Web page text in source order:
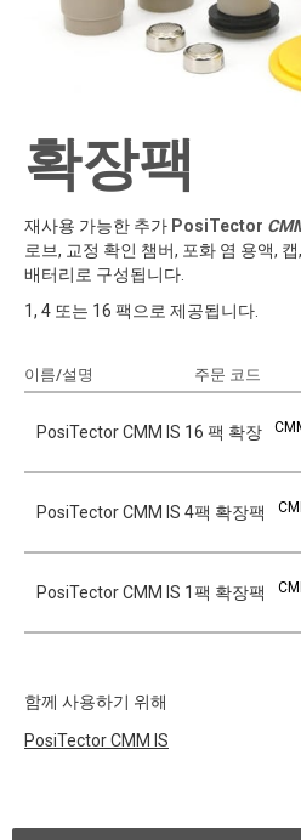
확장팩
재사용 가능한 추가 PosiTector
로브, 교정 확인 챔버, 포화 염 용액,
배터리로 구성됩니다.
1, 4 또는 16 팩으로 제공됩니다.
이름/설명 주문 코드
PosiTector CMM IS 16 팩 확장
PosiTector CMM IS 4팩 확장팩
PosiTector CMM IS 1팩 확장팩
함께 사용하기 위해
PosiTectorCMM IS